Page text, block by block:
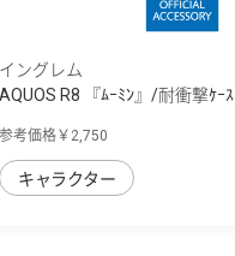
イングレム
AQUOS R8 『ﾑｰﾐﾝ』/耐衝撃ｹｰｽ
参考価格￥2,750
キャラクター